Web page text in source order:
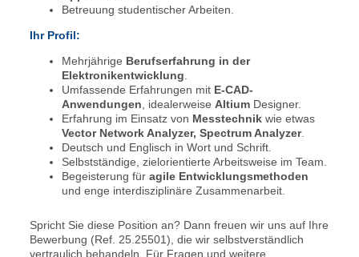
Betreuung studentischer Arbeiten.
Ihr Profil:
Mehrjährige Berufserfahrung in der
Elektronikentwicklung
Umfassende Erfahrungen mit E-CAD-
Anwendungen , idealerweiseAltium Designer.
Erfahrung im Einsatz von Messtechnik wie etwas
Vector Network Analyzer, Spectrum Analyzer.
Deutsch und Englisch in Wort und Schrift.
Selbstständige, zielorientierte Arbeitsweise im Team.
Begeisterung füragile Entwicklungsmethoden
und enge interdisziplinäre Zusammenarbeit.
Spricht Sie diese Position an? Dann freuen wir uns auf Ihre
Bewerbung (Ref. 25.25501), die wir selbstverständlich
vertraulich behandeln. Für Fragen und weitere